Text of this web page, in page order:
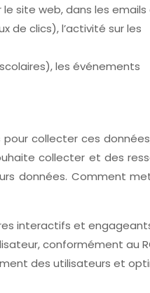
site web, dans les emails
de clics), l’activité sur les
les événements
collecter ces
collecter et des
données. Comment
interactifs et
conformément au
des utilisateurs et